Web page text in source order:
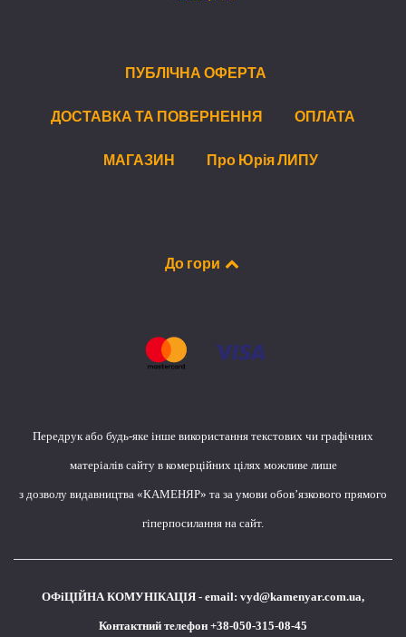
ПУБЛІЧНА ОФЕРТА
ДОСТАВКА ТА ПОВЕРНЕННЯ ОПЛАТА
МАГАЗИН Про Юрія ЛИПУ
До гори
Передрук або будь-яке інше використання текстових чи графічних
матеріалів сайту в комерційних цілях можливе лише
з дозволу видавництва «КАМЕНЯР» та за умови обов’язкового прямого
гіперпосилання на сайт.
ОФіЦІЙНА КОМУНІКАЦІЯ - email: vyd@kamenyar.com.ua,
Контактний телефон +38-050-315-08-45